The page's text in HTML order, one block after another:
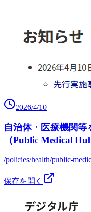
2026/4/10
自治体・医療機関
（Public Medical
/policies/health/public-
保存を開く